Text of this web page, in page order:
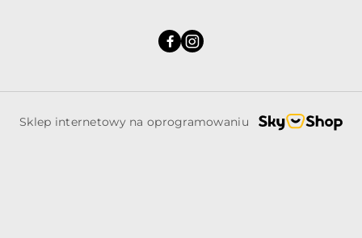
Sklep internetowy na oprogramowaniu